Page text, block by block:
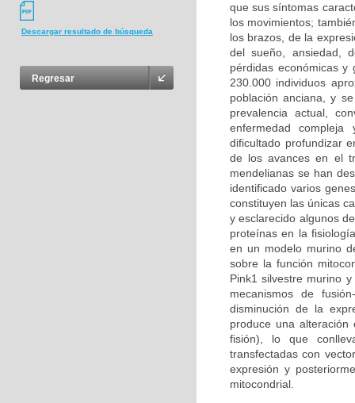
Descargar resultado de búsqueda
Regresar
que sus síntomas
los movimientos;
los brazos, de la
del sueño, ansiedad,
pérdidas económicas y
230.000 individuos
población anciana, y
prevalencia actual,
enfermedad
dificultado profundizar
de los avances en el
mendelianas se han
identificado varios
constituyen las únicas
y esclarecido algunos
proteínas en la
en un modelo murino
sobre la función
Pink1 silvestre murino
mecanismos de
disminución de la
produce una
fisión), lo que
transfectadas con
expresión y
mitocondrial.